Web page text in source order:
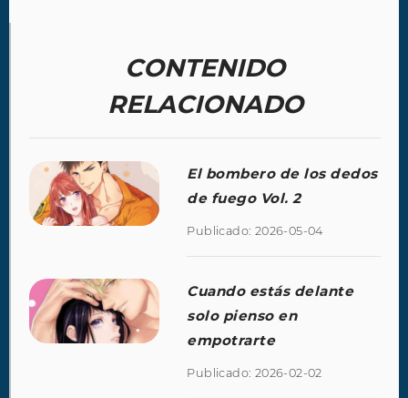
CONTENIDO
RELACIONADO
El bombero de los dedos
de fuego Vol. 2
Publicado: 2026-05-04
Cuando estás delante
solo pienso en
empotrarte
Publicado: 2026-02-02